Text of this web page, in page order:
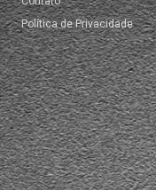
Política de Privacidade